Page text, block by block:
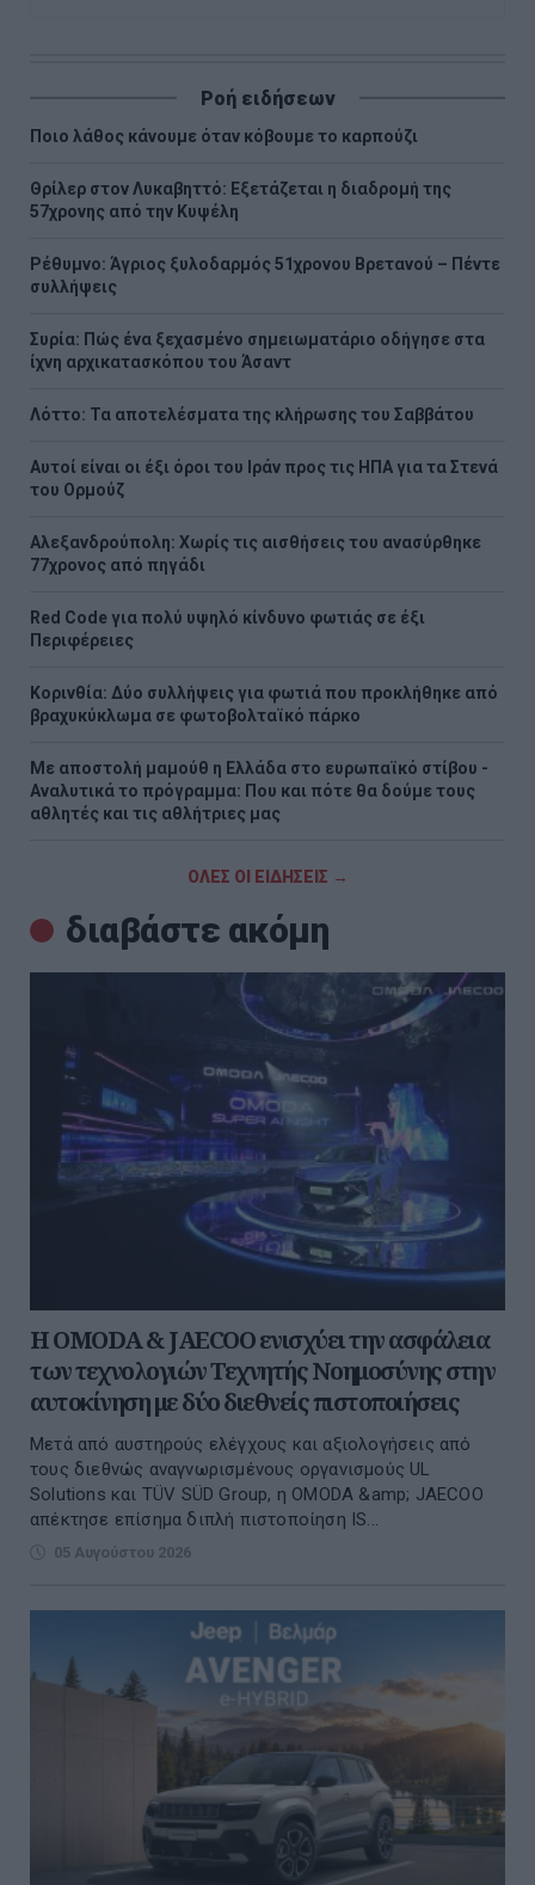
Ροή ειδήσεων
Ποιο λάθος κάνουμε όταν κόβουμε το καρπούζι
Θρίλερ στον Λυκαβηττό: Εξετάζεται η διαδρομή της
57χρονης από την Κυψέλη
Ρέθυμνο: Άγριος ξυλοδαρμός 51χρονου Βρετανού – Πέντε
συλλήψεις
Συρία: Πώς ένα ξεχασμένο σημειωματάριο οδήγησε στα
ίχνη αρχικατασκόπου του Άσαντ
Λόττο: Τα αποτελέσματα της κλήρωσης του Σαββάτου
Αυτοί είναι οι έξι όροι του Ιράν προς τις ΗΠΑ για τα Στενά
του Ορμούζ
Αλεξανδρούπολη: Χωρίς τις αισθήσεις του ανασύρθηκε
77χρονος από πηγάδι
Red Code για πολύ υψηλό κίνδυνο φωτιάς σε έξι
Περιφέρειες
Κορινθία: Δύο συλλήψεις για φωτιά που προκλήθηκε από
βραχυκύκλωμα σε φωτοβολταϊκό πάρκο
Με αποστολή μαμούθ η Ελλάδα στο ευρωπαϊκό στίβου -
Αναλυτικά το πρόγραμμα: Που και πότε θα δούμε τους
αθλητές και τις αθλήτριες μας
ΟΛΕΣ ΟΙ ΕΙΔΗΣΕΙΣ →
διαβάστε ακόμη
Η OMODA & JAECOO ενισχύει την ασφάλεια
των τεχνολογιών Τεχνητής Νοημοσύνης στην
αυτοκίνηση με δύο διεθνείς πιστοποιήσεις
Μετά από αυστηρούς ελέγχους και αξιολογήσεις από
τους διεθνώς αναγνωρισμένους οργανισμούς UL
Solutions και TÜV SÜD Group, η OMODA &amp; JAECOO
απέκτησε επίσημα διπλή πιστοποίηση IS...
05 Αυγούστου 2026